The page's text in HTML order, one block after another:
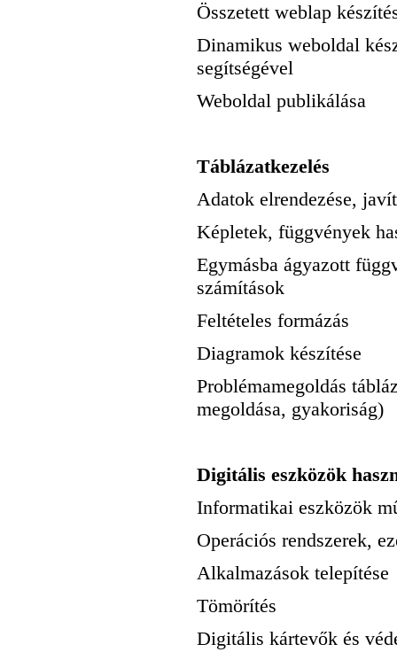
Összetett weblap
Dinamikus weboldal
segítségével
Weboldal publikálása
Táblázatkezelés
Adatok elrendezése,
Képletek, függvények
Egymásba ágyazott
számítások
Feltételes formázás
Diagramok készítése
Problémamegoldás
megoldása, gyakoriság)
Digitális eszközök
Informatikai eszközök
Operációs rendszerek,
Alkalmazások telepítése
Tömörítés
Digitális kártevők és